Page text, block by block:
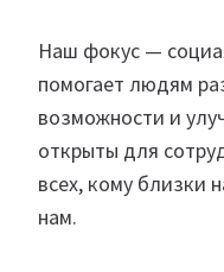
Наш фокус —
помогает людям
возможности и
открыты для
всех, кому близки
нам.